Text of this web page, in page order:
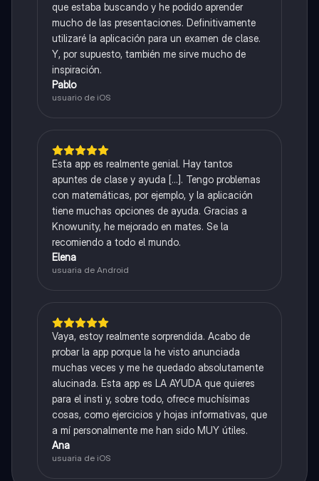
que estaba buscando y he podido aprender
mucho de las presentaciones. Definitivamente
utilizaré la aplicación para un examen de clase.
Y, por supuesto, también me sirve mucho de
inspiración.
Pablo
usuario de iOS
Esta app es realmente genial. Hay tantos
apuntes de clase y ayuda [...]. Tengo problemas
con matemáticas, por ejemplo, y la aplicación
tiene muchas opciones de ayuda. Gracias a
Knowunity, he mejorado en mates. Se la
recomiendo a todo el mundo.
Elena
usuaria de Android
Vaya, estoy realmente sorprendida. Acabo de
probar la app porque la he visto anunciada
muchas veces y me he quedado absolutamente
alucinada. Esta app es LA AYUDA que quieres
para el insti y, sobre todo, ofrece muchísimas
cosas, como ejercicios y hojas informativas, que
a mí personalmente me han sido MUY útiles.
Ana
usuaria de iOS